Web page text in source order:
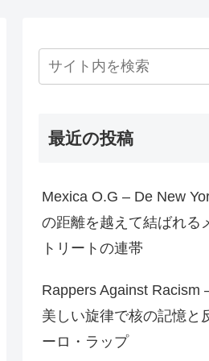
最近の投稿
Mexica O.G – De New
の距離を越えて結ばれる
トリートの連帯
Rappers Against Racism
美しい旋律で核の記憶と
ーロ・ラップ